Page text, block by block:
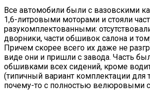
Все автомобили были с вазовскими
1,6-литровыми моторами и стояли
разукомплектованными:
дворники, части обшивок салона и
Причем скорее всего их даже не
виде они и пришли с завода. Часть
обшивками всех сидений, кроме
(типичный вариант комплектации для
почему-то с полностью велюровыми